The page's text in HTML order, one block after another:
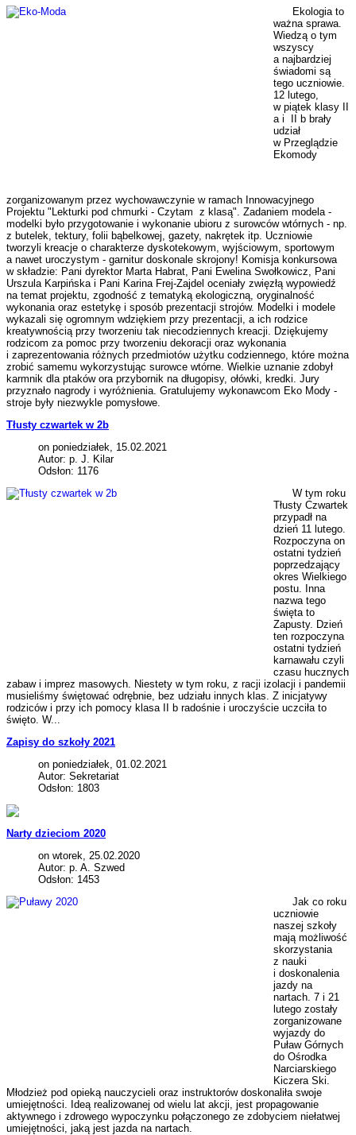
Ekologia to
ważna sprawa.
Wiedzą o tym
wszyscy
a najbardziej
świadomi są
tego uczniowie.
12 lutego,
w piątek klasy II
a i II b brały
udział
w Przeglądzie
Ekomody
zorganizowanym przez wychowawczynie w ramach Innowacyjnego
Projektu "Lekturki pod chmurki - Czytam z klasą". Zadaniem modela -
modelki było przygotowanie i wykonanie ubioru z surowców wtórnych - np.
z butelek, tektury, folii bąbelkowej, gazety, nakrętek itp. Uczniowie
tworzyli kreacje o charakterze dyskotekowym, wyjściowym, sportowym
a nawet uroczystym - garnitur doskonale skrojony! Komisja konkursowa
w składzie: Pani dyrektor Marta Habrat, Pani Ewelina Swołkowicz, Pani
Urszula Karpińska i Pani Karina Frej-Zajdel oceniały zwięzłą wypowiedź
na temat projektu, zgodność z tematyką ekologiczną, oryginalność
wykonania oraz estetykę i sposób prezentacji strojów. Modelki i modele
wykazali się ogromnym wdziękiem przy prezentacji, a ich rodzice
kreatywnością przy tworzeniu tak niecodziennych kreacji. Dziękujemy
rodzicom za pomoc przy tworzeniu dekoracji oraz wykonania
i zaprezentowania różnych przedmiotów użytku codziennego, które można
zrobić samemu wykorzystując surowce wtórne. Wielkie uznanie zdobył
karmnik dla ptaków ora przybornik na długopisy, ołówki, kredki. Jury
przyznało nagrody i wyróżnienia. Gratulujemy wykonawcom Eko Mody -
stroje były niezwykle pomysłowe.
Tłusty czwartek w 2b
on poniedziałek, 15.02.2021
Autor: p. J. Kilar
Odsłon: 1176
W tym roku
Tłusty Czwartek
przypadł na
dzień 11 lutego.
Rozpoczyna on
ostatni tydzień
poprzedzający
okres Wielkiego
postu. Inna
nazwa tego
święta to
Zapusty. Dzień
ten rozpoczyna
ostatni tydzień
karnawału czyli
czasu hucznych
zabaw i imprez masowych. Niestety w tym roku, z racji izolacji i pandemii
musieliśmy świętować odrębnie, bez udziału innych klas. Z inicjatywy
rodziców i przy ich pomocy klasa II b radośnie i uroczyście uczciła to
święto. W...
Zapisy do szkoły 2021
on poniedziałek, 01.02.2021
Autor: Sekretariat
Odsłon: 1803
Narty dzieciom 2020
on wtorek, 25.02.2020
Autor: p. A. Szwed
Odsłon: 1453
Jak co roku
uczniowie
naszej szkoły
mają możliwość
skorzystania
z nauki
i doskonalenia
jazdy na
nartach. 7 i 21
lutego zostały
zorganizowane
wyjazdy do
Puław Górnych
do Ośrodka
Narciarskiego
Kiczera Ski.
Młodzież pod opieką nauczycieli oraz instruktorów doskonaliła swoje
umiejętności. Ideą realizowanej od wielu lat akcji, jest propagowanie
aktywnego i zdrowego wypoczynku połączonego ze zdobyciem niełatwej
umiejętności, jaką jest jazda na nartach.